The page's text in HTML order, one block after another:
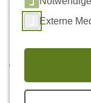
Startseite
...
Externe